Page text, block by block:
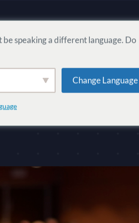
Użytkownicy Społeczności
speaking a different language. Do
Change Language